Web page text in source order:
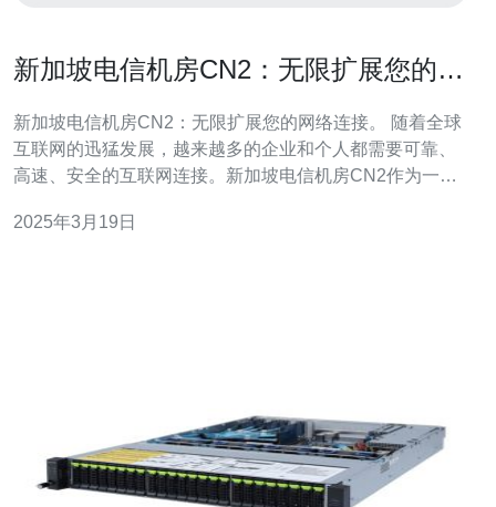
新加坡电信机房CN2：无限扩展您的网
新加坡电信机房CN2：无限扩展您的网络连接。 随着全球
互联网的迅猛发展，越来越多的企业和个人都需要可靠、
高速、安全的互联网连接。新加坡电信机房CN2作为一家
的解决方案。本文将介绍新加坡电信机房CN2的特点和优
2025年3月19日